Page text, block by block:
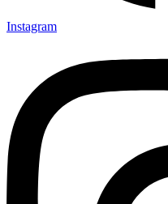
Instagram